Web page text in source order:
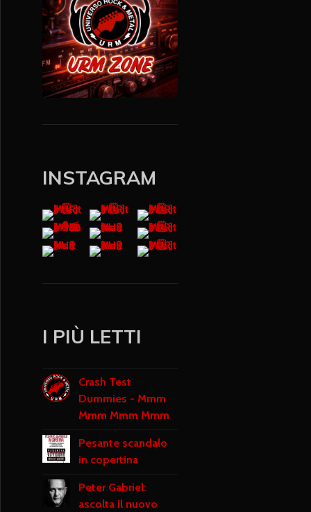
INSTAGRAM
I PIÙ LETTI
Crash Test
Dummies - Mmm
Mmm Mmm Mmm
Pesante scandalo
in copertina
Peter Gabriel:
ascolta il nuovo